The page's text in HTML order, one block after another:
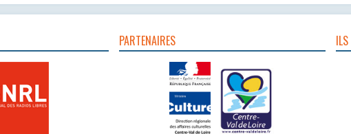
PARTENAIRES